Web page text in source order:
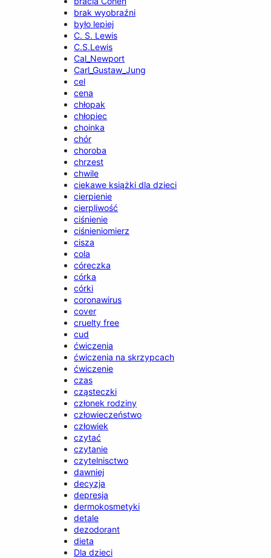
brak wyobraźni
było lepiej
C. S. Lewis
C.S.Lewis
Cal_Newport
Carl_Gustaw_Jung
cel
cena
chłopak
chłopiec
choinka
chór
choroba
chrzest
chwile
ciekawe książki dla dzieci
cierpienie
cierpliwość
ciśnienie
ciśnieniomierz
cisza
cola
córeczka
córka
córki
coronawirus
cover
cruelty free
cud
ćwiczenia
ćwiczenia na skrzypcach
ćwiczenie
czas
cząsteczki
członek rodziny
człowieczeństwo
człowiek
czytać
czytanie
czytelnisctwo
dawniej
decyzja
depresja
dermokosmetyki
detale
dezodorant
dieta
Dla dzieci